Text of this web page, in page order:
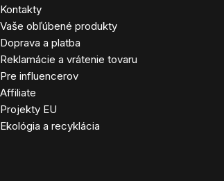
Kontakty
Vaše obľúbené produkty
Doprava a platba
Reklamácie a vrátenie tovaru
Pre influencerov
Affiliate
Projekty EU
Ekológia a recyklácia